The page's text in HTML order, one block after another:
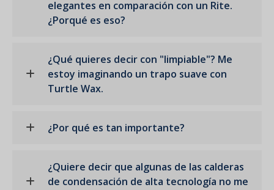
elegantes en comparación con un Rite.
¿Porqué es eso?
¿Qué quieres decir con "limpiable"? Me
estoy imaginando un trapo suave con
Turtle Wax.
¿Por qué es tan importante?
¿Quiere decir que algunas de las calderas
de condensación de alta tecnología no me